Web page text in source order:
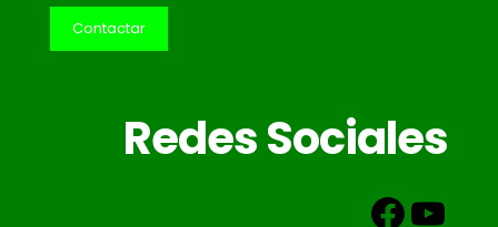
Contactar
Redes Sociales